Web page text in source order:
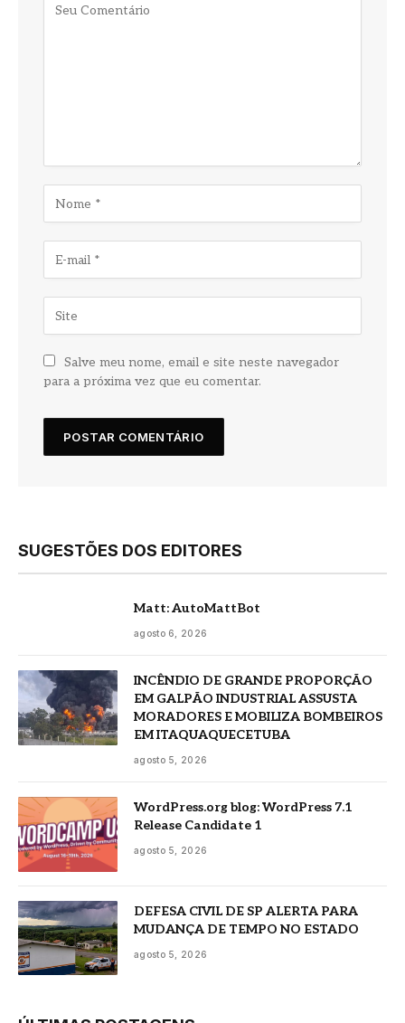
Salve meu nome, email e site neste navegador
para a próxima vez que eu comentar.
SUGESTÕES DOS EDITORES
Matt: AutoMattBot
agosto 6, 2026
INCÊNDIO DE GRANDE PROPORÇÃO
EM GALPÃO INDUSTRIAL ASSUSTA
MORADORES E MOBILIZA BOMBEIROS
EM ITAQUAQUECETUBA
agosto 5, 2026
WordPress.org blog: WordPress 7.1
Release Candidate 1
agosto 5, 2026
DEFESA CIVIL DE SP ALERTA PARA
MUDANÇA DE TEMPO NO ESTADO
agosto 5, 2026